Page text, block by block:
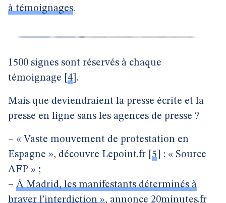
à témoignages.
1500 signes sont réservés à chaque
témoignage
4 .
Mais que deviendraient la presse écrite et la
presse en ligne sans les agences de presse ?
– « Vaste mouvement de protestation en
Espagne », découvre Lepoint.fr 5
: « Source
AFP » ;
– À Madrid, les manifestants déterminés à
braver l’interdiction », annonce 20minutes.fr